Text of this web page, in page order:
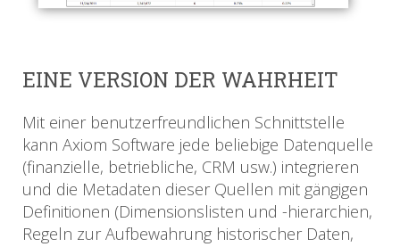
EINE VERSION DER WAHRHEIT
Mit einer benutzerfreundlichen Schnittstelle
kann Axiom Software jede beliebige Datenquelle
(finanzielle, betriebliche, CRM usw.) integrieren
und die Metadaten dieser Quellen mit gängigen
Definitionen (Dimensionslisten und -hierarchien,
Regeln zur Aufbewahrung historischer Daten,